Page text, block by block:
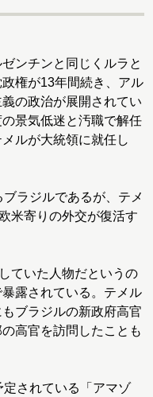
ンチンと同じくルラと
権が13年間続き、アル
の政治が展開されてい
景気低迷と汚職で解任
ルが大統領に就任し
ラジルであるが、テメ
米寄りの外交が復活す
ていた人物だというの
露されている。テメル
ブラジルの新政府高官
高官を訪問したことも
されている「アマゾ